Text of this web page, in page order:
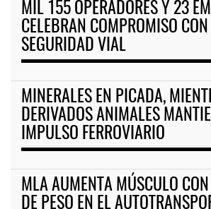
MIL 155 OPERADORES Y 23
CELEBRAN COMPROMISO
SEGURIDAD VIAL
MINERALES EN PICADA,
DERIVADOS ANIMALES
IMPULSO FERROVIARIO
MLA AUMENTA MÚSCULO
DE PESO EN EL